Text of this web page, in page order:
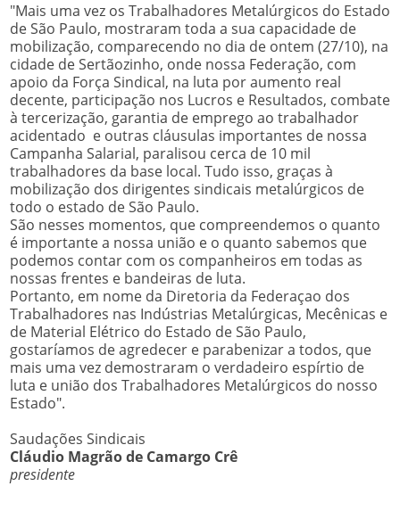
"Mais uma vez os Trabalhadores Metalúrgicos do Estado
de São Paulo, mostraram toda a sua capacidade de
mobilização, comparecendo no dia de ontem (27/10), na
cidade de Sertãozinho, onde nossa Federação, com
apoio da Força Sindical, na luta por aumento real
decente, participação nos Lucros e Resultados, combate
à tercerização, garantia de emprego ao trabalhador
acidentado e outras cláusulas importantes de nossa
Campanha Salarial, paralisou cerca de 10 mil
trabalhadores da base local. Tudo isso, graças à
mobilização dos dirigentes sindicais metalúrgicos de
todo o estado de São Paulo.
São nesses momentos, que compreendemos o quanto
é importante a nossa união e o quanto sabemos que
podemos contar com os companheiros em todas as
nossas frentes e bandeiras de luta.
Portanto, em nome da Diretoria da Federaçao dos
Trabalhadores nas Indústrias Metalúrgicas, Mecênicas e
de Material Elétrico do Estado de São Paulo,
gostaríamos de agredecer e parabenizar a todos, que
mais uma vez demostraram o verdadeiro espírtio de
luta e união dos Trabalhadores Metalúrgicos do nosso
Estado".
Saudações Sindicais
Cláudio Magrão de Camargo Crê
presidente